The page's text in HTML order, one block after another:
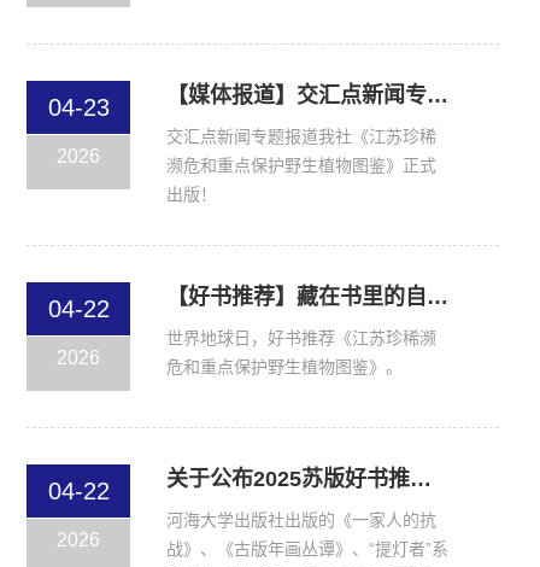
04-23
2026
【媒体报道】交汇点新闻专题报道 世界地球日｜江苏珍稀濒危和重点保护野生植物有哪些？ta来揭秘！
交汇点新闻专题报道我社《江苏珍稀
濒危和重点保护野生植物图鉴》正式
出版！
04-22
2026
【好书推荐】藏在书里的自然，在世界地球日认识江苏珍稀濒危和重点保护野生植物
世界地球日，好书推荐《江苏珍稀濒
危和重点保护野生植物图鉴》。
04-22
2026
关于公布2025苏版好书推选结果的通知
河海大学出版社出版的《一家人的抗
战》、《古版年画丛谭》、“提灯者”系